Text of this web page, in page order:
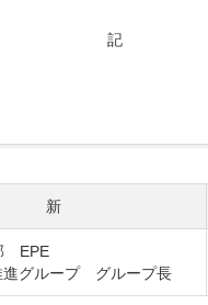
記
新
EPE
進グループ グループ長